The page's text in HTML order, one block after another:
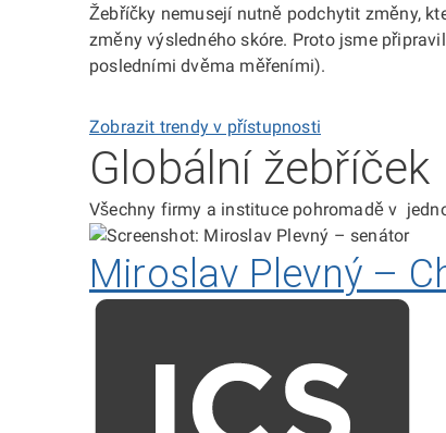
Žebříčky nemusejí nutně podchytit změny,
změny výsledného skóre. Proto jsme
posledními dvěma měřeními).
Zobrazit trendy v přístupnosti
Globální žebříček
Všechny firmy a instituce pohromadě v
Miroslav Plevný –